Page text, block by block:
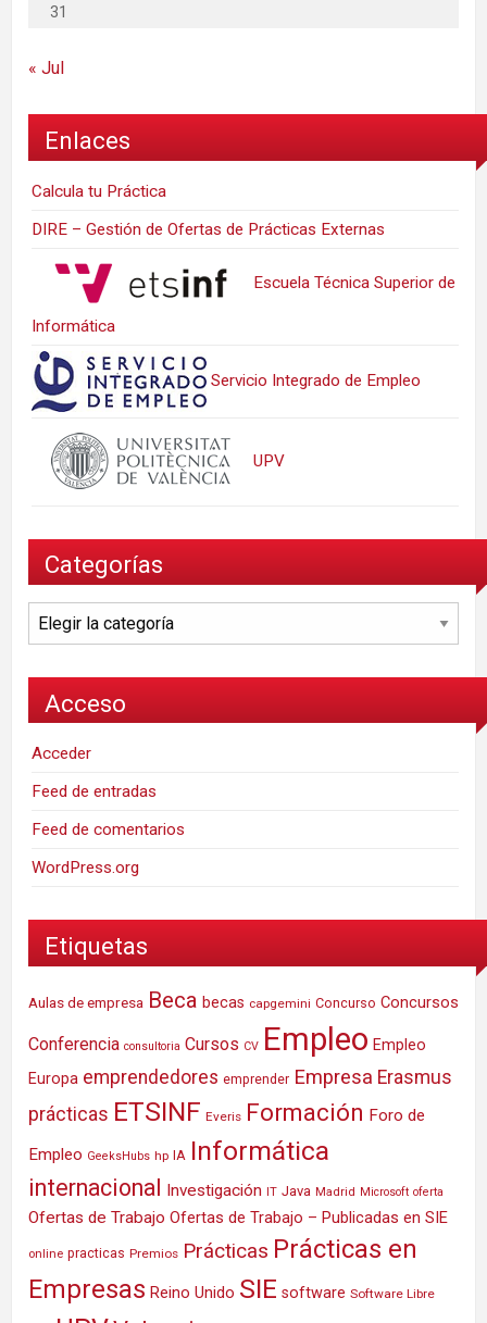
31
« Jul
Enlaces
Calcula tu Práctica
DIRE – Gestión de Ofertas de Prácticas Externas
Escuela Técnica Superior de
Informática
Servicio Integrado de Empleo
UPV
Categorías
Categorías
Acceso
Acceder
Feed de entradas
Feed de comentarios
WordPress.org
Etiquetas
Aulas de empresa Beca becas capgemini Concurso Concursos
Conferencia consultoria Cursos CV Empleo Empleo
Europa emprendedores emprender Empresa Erasmus
prácticas ETSINF Everis Formación Foro de
Empleo GeeksHubs hp IA Informática
internacional Investigación IT Java Madrid Microsoft oferta
Ofertas de Trabajo Ofertas de Trabajo – Publicadas en SIE
online practicas Premios Prácticas Prácticas en
Empresas Reino Unido SIE software Software Libre